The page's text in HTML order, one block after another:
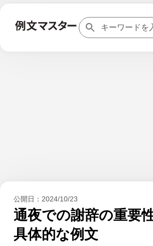
公開日： 2024/10/23
通夜での謝辞の重要
具体的な例文